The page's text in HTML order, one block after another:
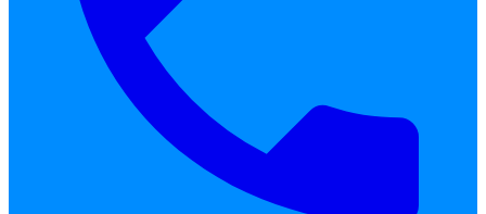
เลือกหัวข้อที่คุณสนใจ
โปรแกรมบริหารงานบุคคล